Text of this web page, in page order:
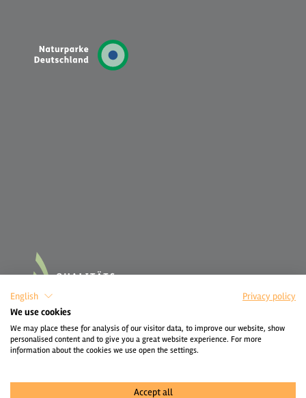
English
Privacy policy
We use cookies
We may place these for analysis of our visitor data, to improve our website, show
personalised content and to give you a great website experience. For more
information about the cookies we use open the settings.
Accept all